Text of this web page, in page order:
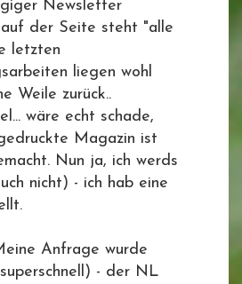
Newsletter
auf der Seite steht "alle
letzten
liegen wohl
Weile zurück..
wäre echt schade,
Magazin ist
Nun ja, ich werds
nicht) - ich hab eine
Anfrage wurde
- der NL